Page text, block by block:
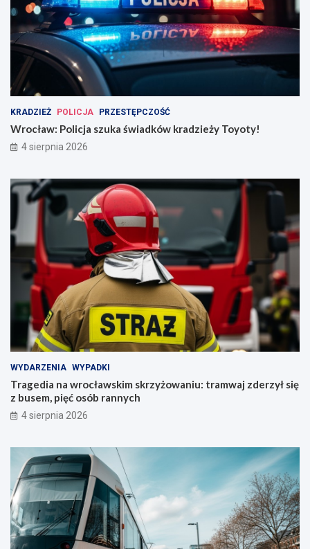
KRADZIEŻ POLICJA PRZESTĘPCZOŚĆ
Wrocław: Policja szuka świadków kradzieży Toyoty!
4 sierpnia 2026
WYDARZENIA WYPADKI
Tragedia na wrocławskim skrzyżowaniu: tramwaj zderzył się
z busem, pięć osób rannych
4 sierpnia 2026